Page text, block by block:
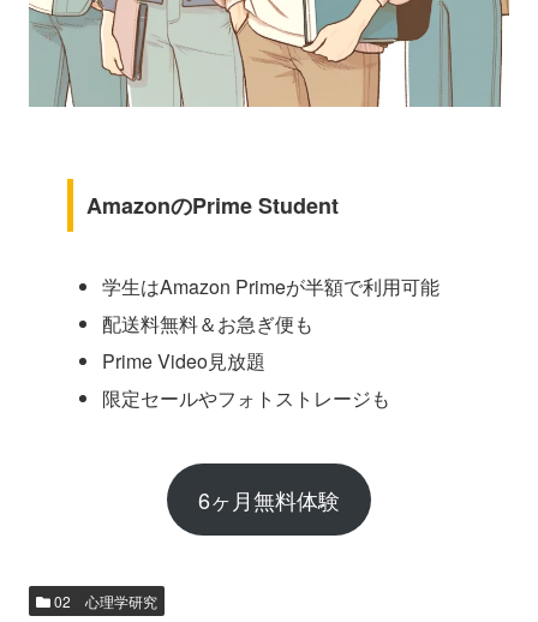
AmazonのPrime Student
学生はAmazon Primeが半額で利用可能
配送料無料＆お急ぎ便も
Prime Video見放題
限定セールやフォトストレージも
6ヶ月無料体験
02 心理学研究